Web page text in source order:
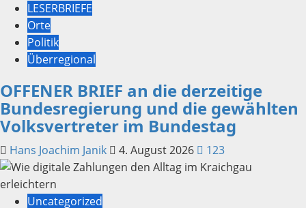
LESERBRIEFE
Orte
Politik
Überregional
OFFENER BRIEF an die derzeitige
Bundesregierung und die gewählten
Volksvertreter im Bundestag
Hans Joachim Janik 4. August 2026 123
Uncategorized